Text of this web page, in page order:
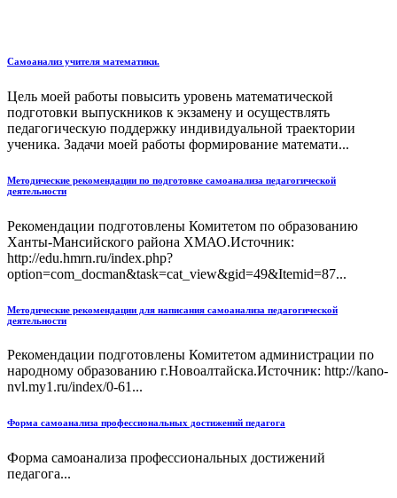
Самоанализ учителя математики.
Цель моей работы повысить уровень математической
подготовки выпускников к экзамену и осуществлять
педагогическую поддержку индивидуальной траектории
ученика. Задачи моей работы формирование математи...
Методические рекомендации по подготовке самоанализа педагогической
деятельности
Рекомендации подготовлены Комитетом по образованию
Ханты-Мансийского района ХМАО.Источник:
http://edu.hmrn.ru/index.php?
option=com_docman&task=cat_view&gid=49&Itemid=87...
Методические рекомендации для написания самоанализа педагогической
деятельности
Рекомендации подготовлены Комитетом администрации по
народному образованию г.Новоалтайска.Источник: http://kano-
nvl.my1.ru/index/0-61...
Форма самоанализа профессиональных достижений педагога
Форма самоанализа профессиональных достижений
педагога...